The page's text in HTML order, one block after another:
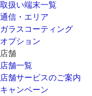
取扱い端末一覧
通信・エリア
ガラスコーティング
オプション
店舗
店舗一覧
店舗サービスのご案内
キャンペーン